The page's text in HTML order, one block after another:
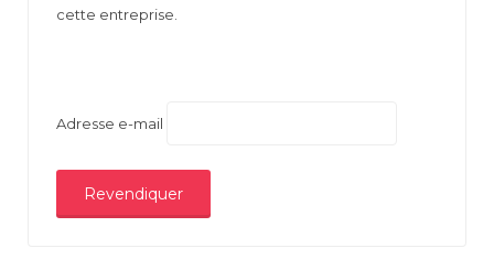
cette entreprise.
Adresse e-mail